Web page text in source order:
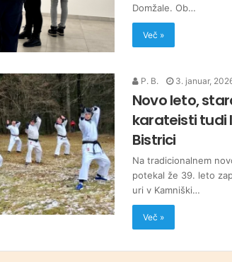
Domžale. Ob…
Več »
P. B. 3. januar,
Novo leto,
karateisti tudi
Bistrici
Na tradicionalnem
potekal že 39. leto
uri v Kamniški…
Več »